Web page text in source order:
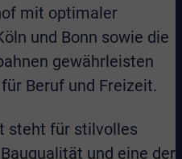
mit optimaler
und Bonn sowie die
gewährleisten
Beruf und Freizeit.
steht für stilvolles
und eine der